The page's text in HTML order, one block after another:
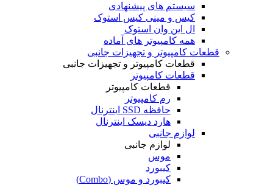
سیستم های پیشنهادی
کیس و مینی کیس استوک
ال این وان استوک
همه کامپیوتر های آماده
قطعات کامپیوتر و تجهیزات جانبی
قطعات کامپیوتر و تجهیزات جانبی
قطعات کامپیوتر
قطعات کامپیوتر
رم کامپیوتر
حافظه SSD اینترنال
هارد دیسک اینترنال
لوازم جانبی
لوازم جانبی
موس
کیبورد
کیبورد و موس (Combo)